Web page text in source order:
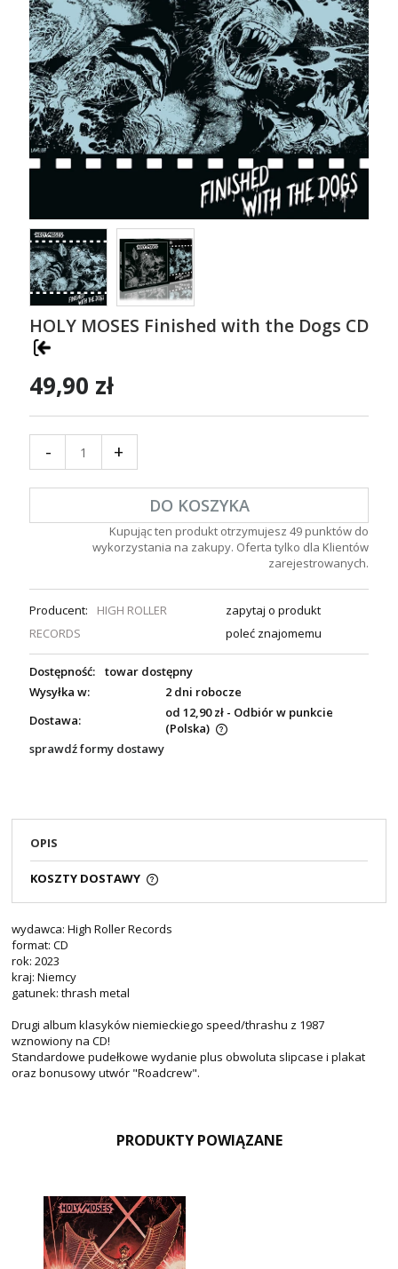
HOLY MOSES Finished with the Dogs CD
49,90 zł
- +
DO KOSZYKA
Kupując ten produkt otrzymujesz 49 punktów do
wykorzystania na zakupy. Oferta tylko dla Klientów
zarejestrowanych.
Producent:
HIGH ROLLER
RECORDS
zapytaj o produkt
poleć znajomemu
Dostępność:
towar dostępny
Wysyłka w:
2 dni robocze
Dostawa:
od 12,90 zł - Odbiór w punkcie
(Polska)
sprawdź formy dostawy
OPIS
KOSZTY DOSTAWY
wydawca: High Roller Records
format: CD
rok: 2023
kraj: Niemcy
gatunek: thrash metal
Drugi album klasyków niemieckiego speed/thrashu z 1987
wznowiony na CD!
Standardowe pudełkowe wydanie plus obwoluta slipcase i plakat
oraz bonusowy utwór "Roadcrew".
PRODUKTY POWIĄZANE